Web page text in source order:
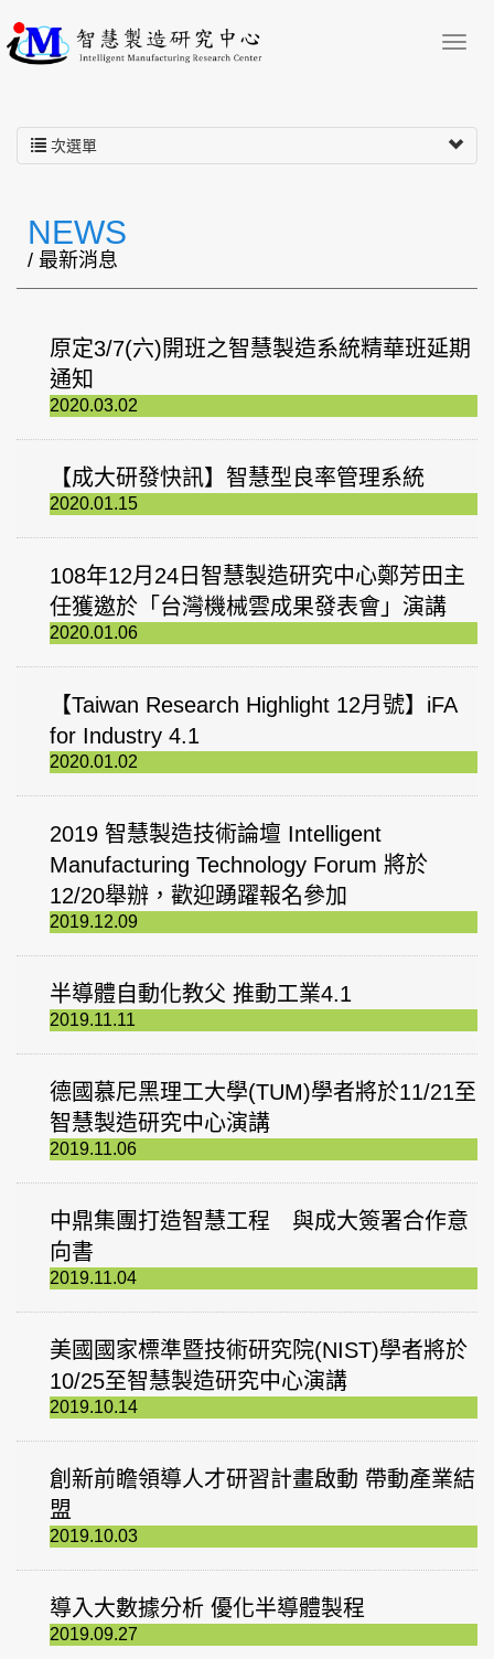
次選單
NEWS
/ 最新消息
原定3/7(六)開班之智慧製造系統精華班延期
通知
2020.03.02
【成大研發快訊】智慧型良率管理系統
2020.01.15
108年12月24日智慧製造研究中心鄭芳田主
任獲邀於「台灣機械雲成果發表會」演講
2020.01.06
【Taiwan Research Highlight 12月號】iFA
for Industry 4.1
2020.01.02
2019 智慧製造技術論壇 Intelligent
Manufacturing Technology Forum 將於
12/20舉辦，歡迎踴躍報名參加
2019.12.09
半導體自動化教父 推動工業4.1
2019.11.11
德國慕尼黑理工大學(TUM)學者將於11/21至
智慧製造研究中心演講
2019.11.06
中鼎集團打造智慧工程 與成大簽署合作意
向書
2019.11.04
美國國家標準暨技術研究院(NIST)學者將於
10/25至智慧製造研究中心演講
2019.10.14
創新前瞻領導人才研習計畫啟動 帶動產業結
盟
2019.10.03
導入大數據分析 優化半導體製程
2019.09.27